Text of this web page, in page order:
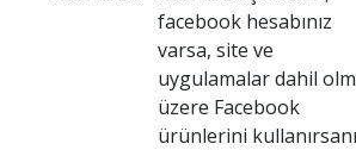
facebook hesabınız
varsa, site ve
uygulamalar dahil
üzere Facebook
ürünlerini